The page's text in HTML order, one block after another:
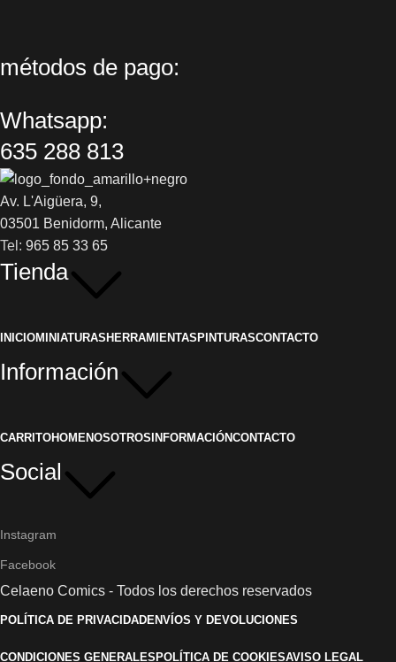
métodos de pago:
Whatsapp:
635 288 813
Av. L'Aigüera, 9,
03501 Benidorm, Alicante
Tel: 965 85 33 65
Tienda
INICIOMINIATURAS HERRAMIENTAS PINTURASCONTACTO
Información
CARRITOHOME NOSOTROS INFORMACIÓNCONTACTO
Social
Instagram
Facebook
Celaeno Comics - Todos los derechos reservados
POLÍTICA DE PRIVACIDADENVÍOS Y DEVOLUCIONES
CONDICIONES GENERALES POLÍTICA DE COOKIESAVISO LEGAL